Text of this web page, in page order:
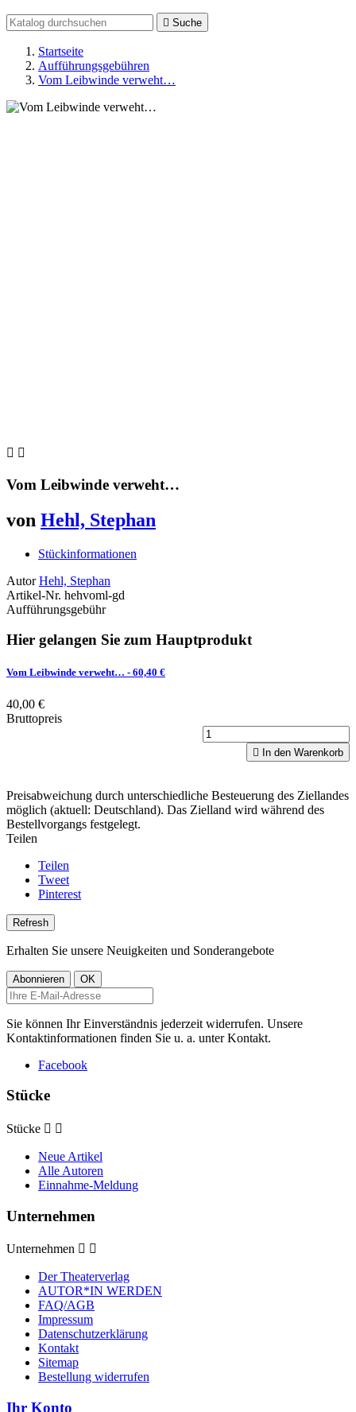
 Suche
Startseite
Aufführungsgebühren
Vom Leibwinde verweht…
 
Vom Leibwinde verweht…
von Hehl, Stephan
Stückinformationen
Autor Hehl, Stephan
Artikel-Nr. hehvoml-gd
Aufführungsgebühr
Hier gelangen Sie zum Hauptprodukt
Vom Leibwinde verweht… - 60,40 €
40,00 €
Bruttopreis
 In den Warenkorb
Preisabweichung durch unterschiedliche Besteuerung des Ziellandes
möglich (aktuell: Deutschland). Das Zielland wird während des
Bestellvorgangs festgelegt.
Teilen
Teilen
Tweet
Pinterest
Erhalten Sie unsere Neuigkeiten und Sonderangebote
Sie können Ihr Einverständnis jederzeit widerrufen. Unsere
Kontaktinformationen finden Sie u. a. unter Kontakt.
Facebook
Stücke
Stücke  
Neue Artikel
Alle Autoren
Einnahme-Meldung
Unternehmen
Unternehmen  
Der Theaterverlag
AUTOR*IN WERDEN
FAQ/AGB
Impressum
Datenschutzerklärung
Kontakt
Sitemap
Bestellung widerrufen
Ihr Konto